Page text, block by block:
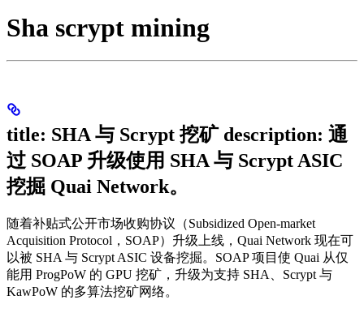
Sha scrypt mining
title: SHA 与 Scrypt 挖矿 description: 通
过 SOAP 升级使用 SHA 与 Scrypt ASIC
挖掘 Quai Network。
随着补贴式公开市场收购协议（Subsidized Open-market
Acquisition Protocol，SOAP）升级上线，Quai Network 现在可
以被 SHA 与 Scrypt ASIC 设备挖掘。SOAP 项目使 Quai 从仅
能用 ProgPoW 的 GPU 挖矿，升级为支持 SHA、Scrypt 与
KawPoW 的多算法挖矿网络。